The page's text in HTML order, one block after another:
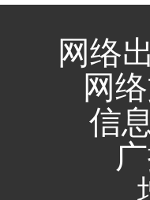
网络
网
信